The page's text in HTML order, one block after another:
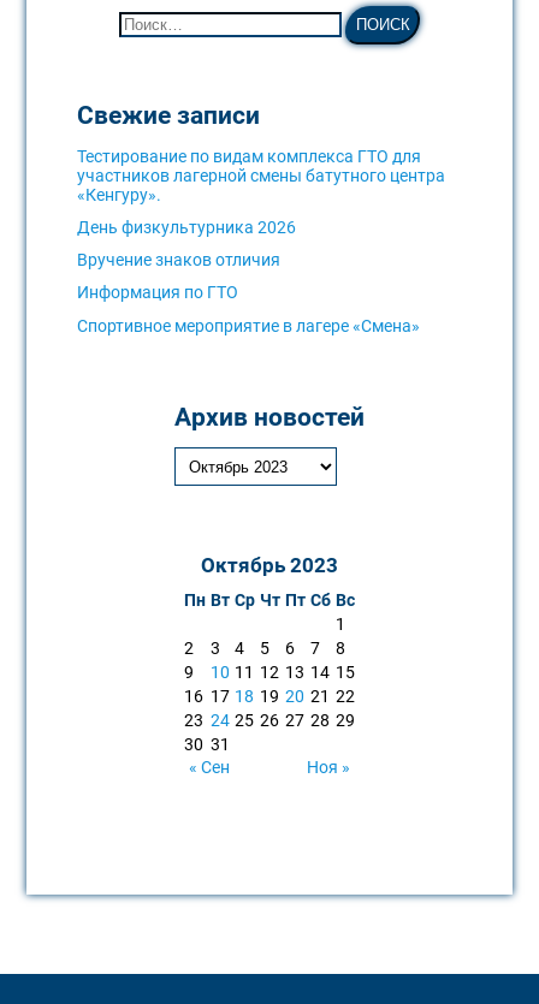
Свежие записи
Тестирование по видам комплекса ГТО для
участников лагерной смены батутного центра
«Кенгуру».
День физкультурника 2026
Вручение знаков отличия
Информация по ГТО
Спортивное мероприятие в лагере «Смена»
Архив новостей
Октябрь 2023
Пн Вт Ср Чт Пт Сб Вс
1
2
3 4 5 6 7
8
9
10 11 12 13 14 15
16 17 18 19 20 21 22
23 24 25 26 27 28 29
30 31
« Сен
Ноя »